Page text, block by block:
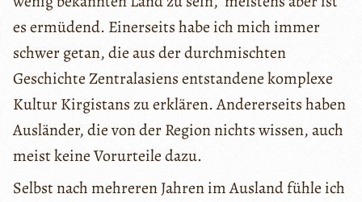
es ermüdend. Einerseits habe ich mich immer
schwer getan, die aus der durchmischten
Geschichte Zentralasiens entstandene komplexe
Kultur Kirgistans zu erklären. Andererseits haben
Ausländer, die von der Region nichts wissen, auch
meist keine Vorurteile dazu.
Selbst nach mehreren Jahren im Ausland fühle ich